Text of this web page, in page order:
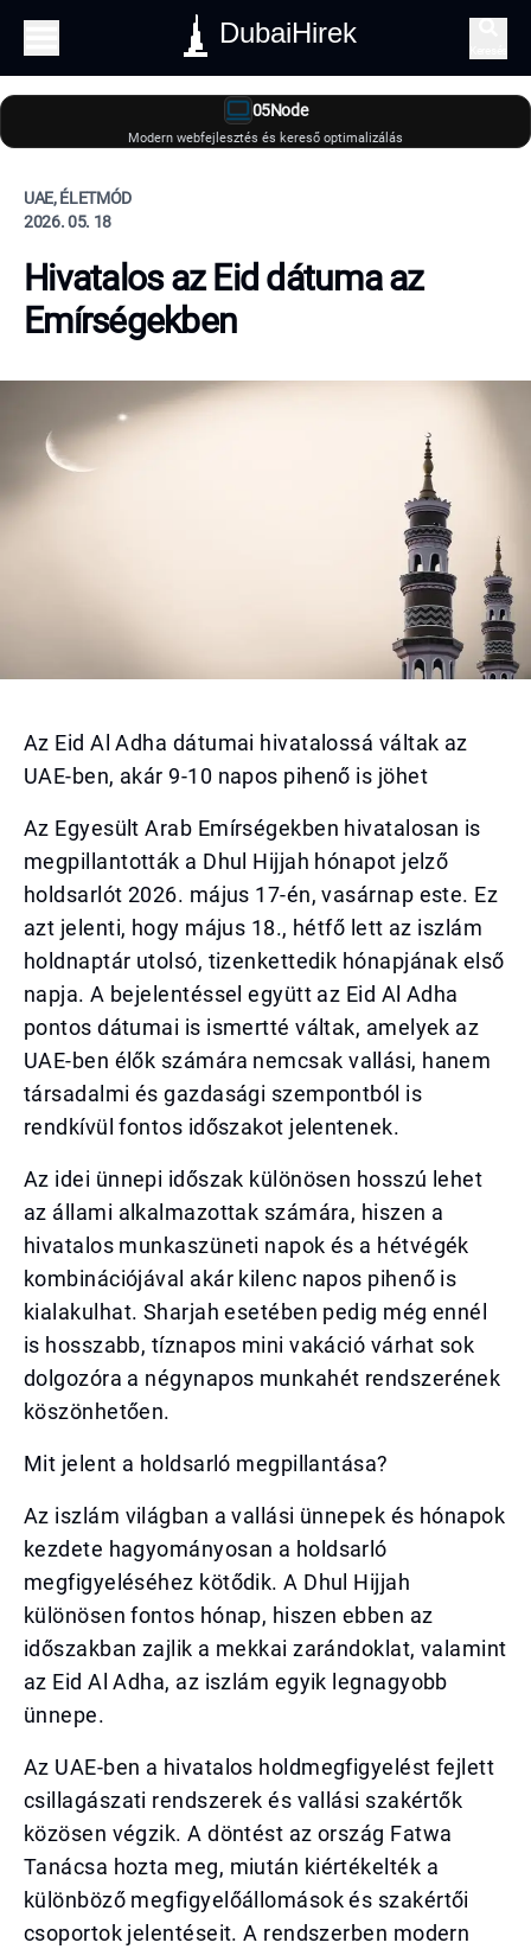
DubaiHirek
05Node
Modern webfejlesztés és kereső optimalizálás
UAE, ÉLETMÓD
2026. 05. 18
Hivatalos az Eid dátuma az
Emírségekben
Az Eid Al Adha dátumai hivatalossá váltak az
UAE-ben, akár 9-10 napos pihenő is jöhet
Az Egyesült Arab Emírségekben hivatalosan is
megpillantották a Dhul Hijjah hónapot jelző
holdsarlót 2026. május 17-én, vasárnap este. Ez
azt jelenti, hogy május 18., hétfő lett az iszlám
holdnaptár utolsó, tizenkettedik hónapjának első
napja. A bejelentéssel együtt az Eid Al Adha
pontos dátumai is ismertté váltak, amelyek az
UAE-ben élők számára nemcsak vallási, hanem
társadalmi és gazdasági szempontból is
rendkívül fontos időszakot jelentenek.
Az idei ünnepi időszak különösen hosszú lehet
az állami alkalmazottak számára, hiszen a
hivatalos munkaszüneti napok és a hétvégék
kombinációjával akár kilenc napos pihenő is
kialakulhat. Sharjah esetében pedig még ennél
is hosszabb, tíznapos mini vakáció várhat sok
dolgozóra a négynapos munkahét rendszerének
köszönhetően.
Mit jelent a holdsarló megpillantása?
Az iszlám világban a vallási ünnepek és hónapok
kezdete hagyományosan a holdsarló
megfigyeléséhez kötődik. A Dhul Hijjah
különösen fontos hónap, hiszen ebben az
időszakban zajlik a mekkai zarándoklat, valamint
az Eid Al Adha, az iszlám egyik legnagyobb
ünnepe.
Az UAE-ben a hivatalos holdmegfigyelést fejlett
csillagászati rendszerek és vallási szakértők
közösen végzik. A döntést az ország Fatwa
Tanácsa hozta meg, miután kiértékelték a
különböző megfigyelőállomások és szakértői
csoportok jelentéseit. A rendszerben modern